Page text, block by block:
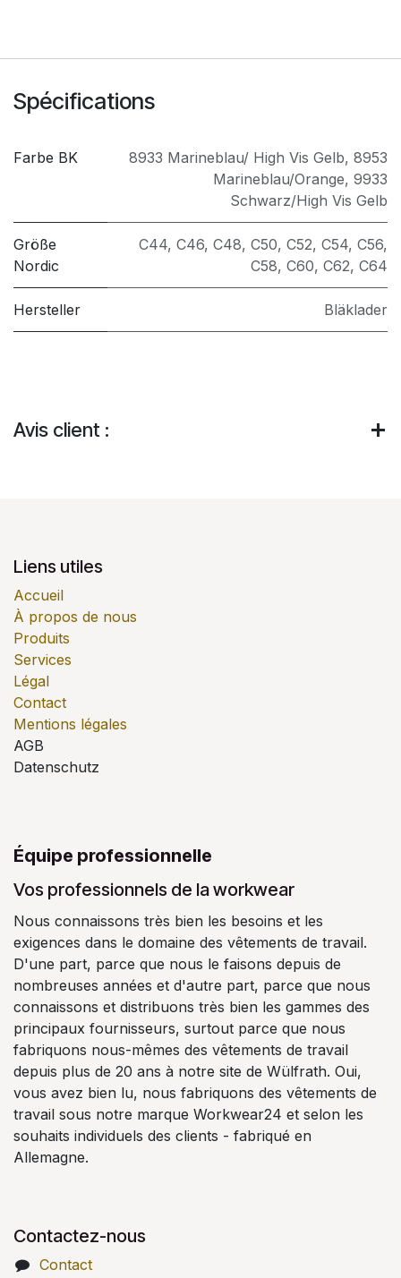
Spécifications
Farbe BK 8933 Marineblau/ High Vis Gelb, 8953
Marineblau/Orange, 9933
Schwarz/High Vis Gelb
Größe
Nordic
C44, C46, C48, C50, C52, C54, C56,
C58, C60, C62, C64
Hersteller Bläklader
Avis client :
Liens utiles
Accueil
À propos de nous
Produits
Services
Légal
Contact
Mentions légales
AGB
Datenschutz
Équipe professionnelle
Vos professionnels de la workwear
Nous connaissons très bien les besoins et les
exigences dans le domaine des vêtements de travail.
D'une part, parce que nous le faisons depuis de
nombreuses années et d'autre part, parce que nous
connaissons et distribuons très bien les gammes des
principaux fournisseurs, surtout parce que nous
fabriquons nous-mêmes des vêtements de travail
depuis plus de 20 ans à notre site de Wülfrath. Oui,
vous avez bien lu, nous fabriquons des vêtements de
travail sous notre marque Workwear24 et selon les
souhaits individuels des clients - fabriqué en
Allemagne.
Contactez-nous
Contact